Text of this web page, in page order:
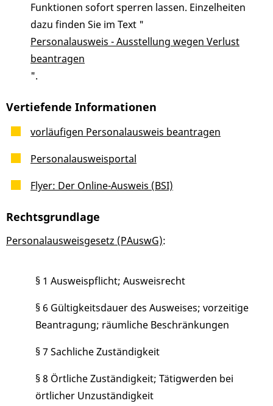
Funktionen sofort sperren lassen. Einzelheiten
dazu finden Sie im Text "
Personalausweis - Ausstellung wegen Verlust
beantragen
".
Vertiefende Informationen
vorläufigen Personalausweis beantragen
Personalausweisportal
Flyer: Der Online-Ausweis (BSI)
Rechtsgrundlage
Personalausweisgesetz (PAuswG):
§ 1 Ausweispflicht; Ausweisrecht
§ 6 Gültigkeitsdauer des Ausweises; vorzeitige
Beantragung; räumliche Beschränkungen
§ 7 Sachliche Zuständigkeit
§ 8 Örtliche Zuständigkeit; Tätigwerden bei
örtlicher Unzuständigkeit